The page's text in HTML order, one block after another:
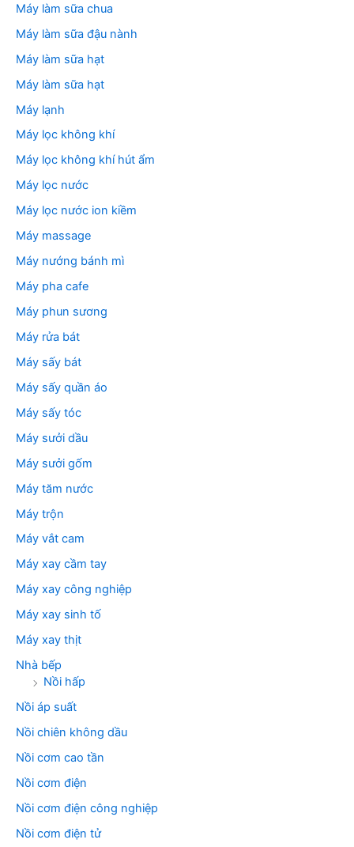
Máy làm sữa chua
Máy làm sữa đậu nành
Máy làm sữa hạt
Máy làm sữa hạt
Máy lạnh
Máy lọc không khí
Máy lọc không khí hút ẩm
Máy lọc nước
Máy lọc nước ion kiềm
Máy massage
Máy nướng bánh mì
Máy pha cafe
Máy phun sương
Máy rửa bát
Máy sấy bát
Máy sấy quần áo
Máy sấy tóc
Máy sưởi dầu
Máy sưởi gốm
Máy tăm nước
Máy trộn
Máy vắt cam
Máy xay cầm tay
Máy xay công nghiệp
Máy xay sinh tố
Máy xay thịt
Nhà bếp
Nồi hấp
Nồi áp suất
Nồi chiên không dầu
Nồi cơm cao tần
Nồi cơm điện
Nồi cơm điện công nghiệp
Nồi cơm điện tử